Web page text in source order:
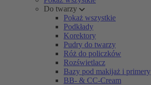
Do twarzy
Pokaż wszystkie
Podkłady
Korektory
Pudry do twarzy
Róż do policzków
Rozświetlacz
Bazy pod makijaż i primery
BB- & CC-Cream